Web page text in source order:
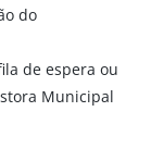
do
de espera ou
Municipal